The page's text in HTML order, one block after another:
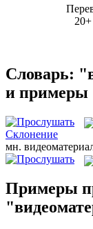
Словарь:
и примеры
Склонение
мн.
Примеры